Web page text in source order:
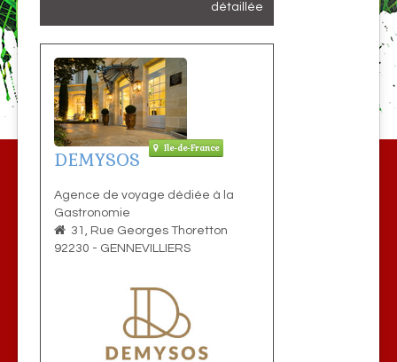
détaillée
DEMYSOS
Ile-de-France
Agence de voyage dédiée à la
Gastronomie
31, Rue Georges Thoretton
92230 - GENNEVILLIERS